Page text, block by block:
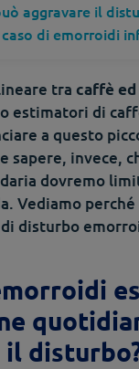
aggravare il
caso di emorroidi
tra caffè ed
estimatori di
a questo
sapere, invece,
dovremo
Vediamo
disturbo
il